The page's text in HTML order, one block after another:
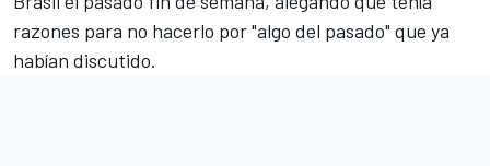
razones para no hacerlo por "algo del pasado" que ya
habían discutido.